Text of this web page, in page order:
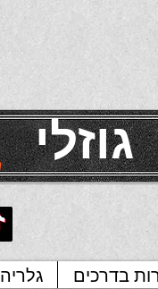
גוזלי
גלריה בדרכים